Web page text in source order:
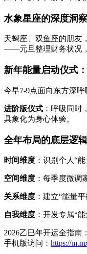
水象星座的深度洞察
天蝎座、双鱼座的朋友
——元旦整理财务状况
新年能量启动仪式
今早7-9点面向东方深呼
进阶版仪式 ：呼吸同
具象化为身心体验。
全年布局的底层逻
时间维度 ：识别个人“
空间维度 ：每季度微调
关系维度 ：建立“能量
自我维度 ：开发专属“
2026乙巳年开运全指南
手机版访问： https://